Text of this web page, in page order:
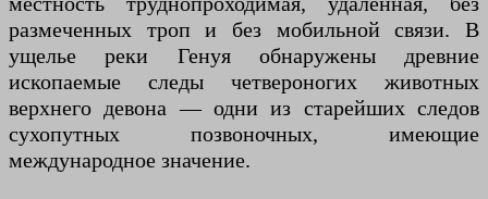
размеченных троп и без мобильной связи. В
ущелье реки Генуя обнаружены древние
ископаемые следы четвероногих животных
верхнего девона — одни из старейших следов
сухопутных позвоночных, имеющие
международное значение.